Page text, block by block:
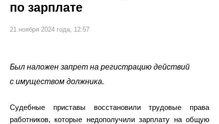
по зарплате
21 ноября 2024 года, 12:57
Был наложен запрет на регистрацию действий
с имуществом должника.
Судебные приставы восстановили трудовые права
работников, которые недополучили зарплату на общую